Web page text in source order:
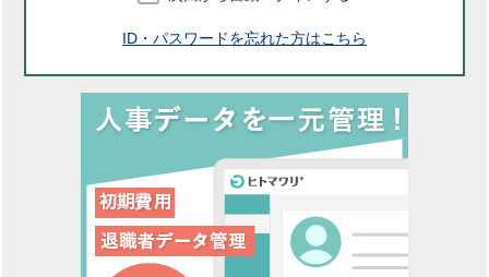
ID・パスワードを忘れた方はこちら